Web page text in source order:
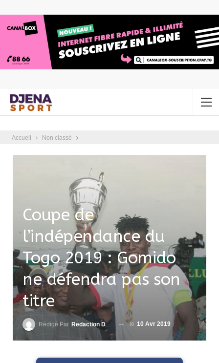
Accueil Non classé
Coupe de
l’indépendance du
Togo 2019 : Gomido
ne défendra pas son
titre
Rédigé Par Redaction DjenaSport le 10 Avr 2019